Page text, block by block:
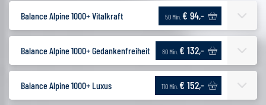
Balance Alpine 1000+ Vitalkraft 50 Min. € 94,-
Balance Alpine 1000+ Gedankenfreiheit 80 Min. € 132,-
Balance Alpine 1000+ Luxus 110 Min. € 152,-